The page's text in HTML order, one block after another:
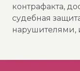
контрафакта,
судебная
нарушителями,